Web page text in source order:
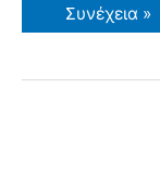
Μπάμιες
–
Συνταγή
Συνέχεια »